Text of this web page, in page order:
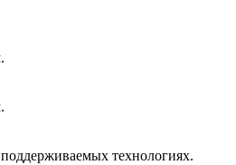
технологиях.